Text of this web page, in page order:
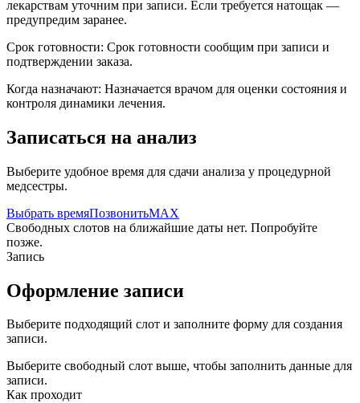
лекарствам уточним при записи. Если требуется натощак —
предупредим заранее.
Срок готовности: Срок готовности сообщим при записи и
подтверждении заказа.
Когда назначают: Назначается врачом для оценки состояния и
контроля динамики лечения.
Записаться на анализ
Выберите удобное время для сдачи анализа у процедурной
медсестры.
Выбрать времяПозвонитьMAX
Свободных слотов на ближайшие даты нет. Попробуйте
позже.
Запись
Оформление записи
Выберите подходящий слот и заполните форму для создания
записи.
Выберите свободный слот выше, чтобы заполнить данные для
записи.
Как проходит